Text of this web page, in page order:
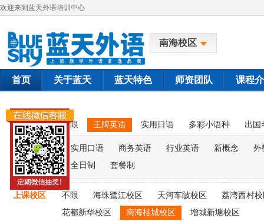
欢迎来到蓝天外语培训中心
南海校区
首页 关于蓝天 蓝天特色 师资团队 课程
课程类别 不限 王牌英语 实用日语 多彩小语种 出国
实用口语 商务英语 行业英语 新概念
外
全日制
套餐制
上课校区 不限 海珠鹭江校区 天河车陂校区
荔湾西村
花都新华校区
南海桂城校区 增城新塘校区